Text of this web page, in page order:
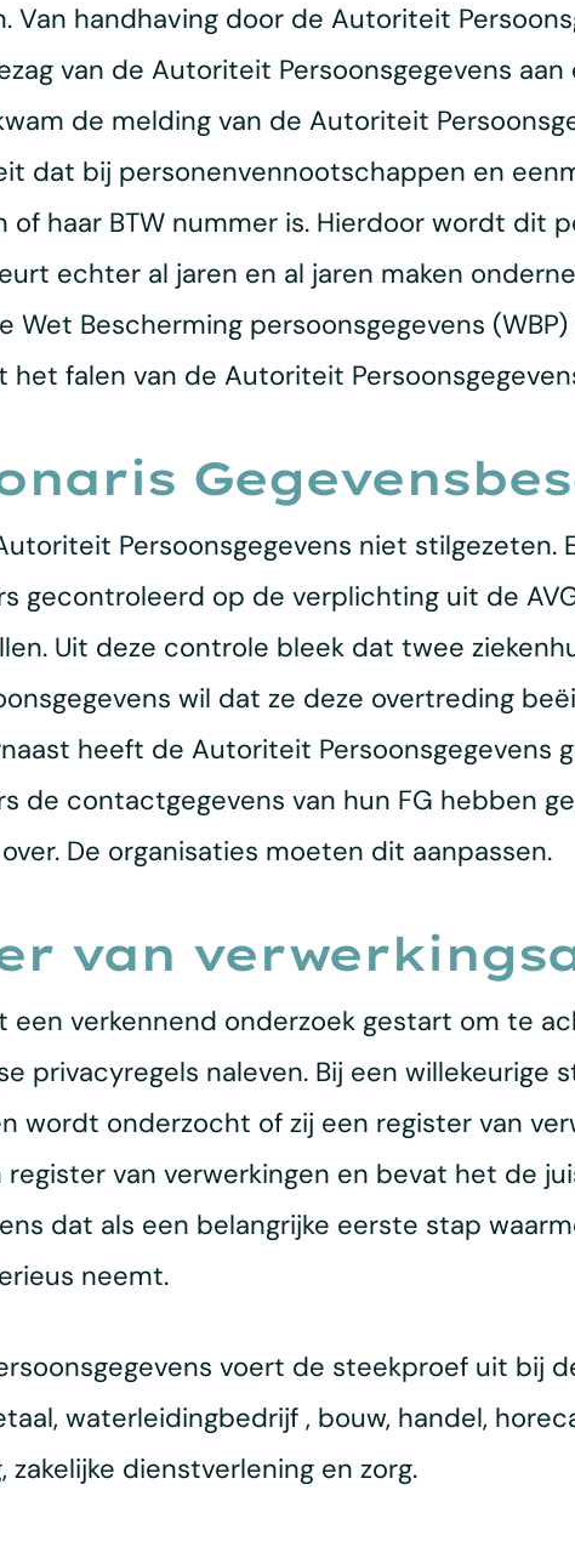
Van handhaving door de Autoriteit
van de Autoriteit Persoonsgegevens
de melding van de Autoriteit
dat bij personenvennootschappen en
of haar BTW nummer is. Hierdoor wordt dit
echter al jaren en al jaren maken
Wet Bescherming persoonsgegevens
het falen van de Autoriteit
Persoonsgegevens niet stilgezeten.
gecontroleerd op de verplichting uit de
Uit deze controle bleek dat twee
wil dat ze deze overtreding
heeft de Autoriteit Persoonsgegevens
de contactgegevens van hun FG hebben
De organisaties moeten dit aanpassen.
van
een verkennend onderzoek gestart om te
privacyregels naleven. Bij een
wordt onderzocht of zij een register van
register van verwerkingen en bevat het de
dat als een belangrijke eerste stap
neemt.
voert de steekproef uit bij
waterleidingbedrijf , bouw, handel,
zakelijke dienstverlening en zorg.